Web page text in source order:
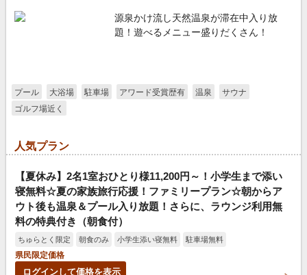
源泉かけ流し天然温泉が滞在中入り放
題！遊べるメニュー盛りだくさん！
プール 大浴場 駐車場 アワード受賞歴有 温泉
サウナ
ゴルフ場近く
人気プラン
【夏休み】2名1室おひとり様11,200円～！小学生まで添い
寝無料☆夏の家族旅行応援！ファミリープラン☆朝からア
ウト後も温泉＆プール入り放題！さらに、ラウンジ利用無
料の特典付き（朝食付）
ちゅらとく限定 朝食のみ 小学生添い寝無料
駐車場無料
県民限定価格
ログインして価格を表示